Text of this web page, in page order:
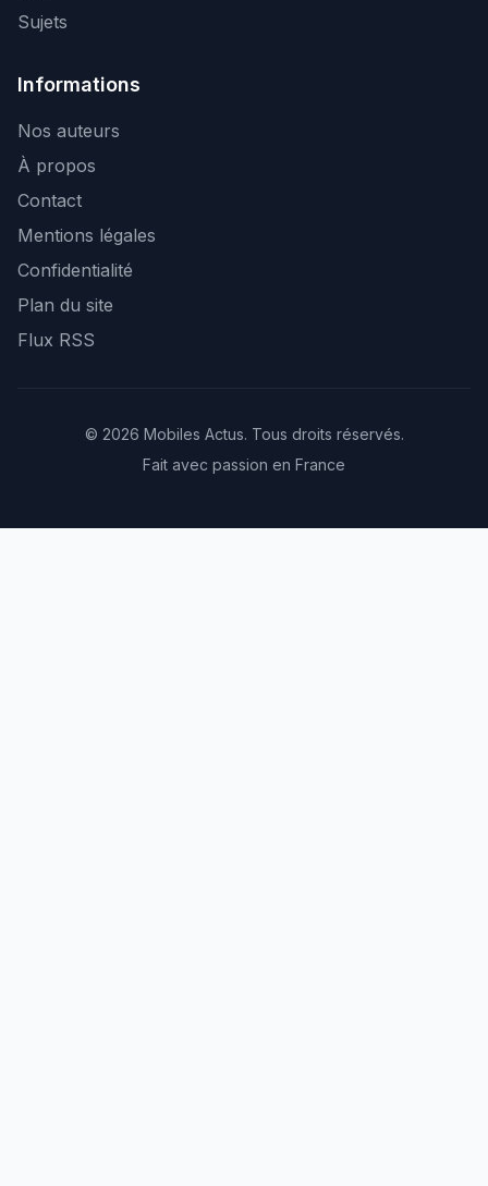
Sujets
Informations
Nos auteurs
À propos
Contact
Mentions légales
Confidentialité
Plan du site
Flux RSS
© 2026 Mobiles Actus. Tous droits réservés.
Fait avec passion en France